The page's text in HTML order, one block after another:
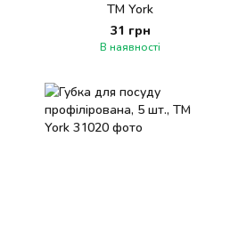
TM York
31 грн
В наявності